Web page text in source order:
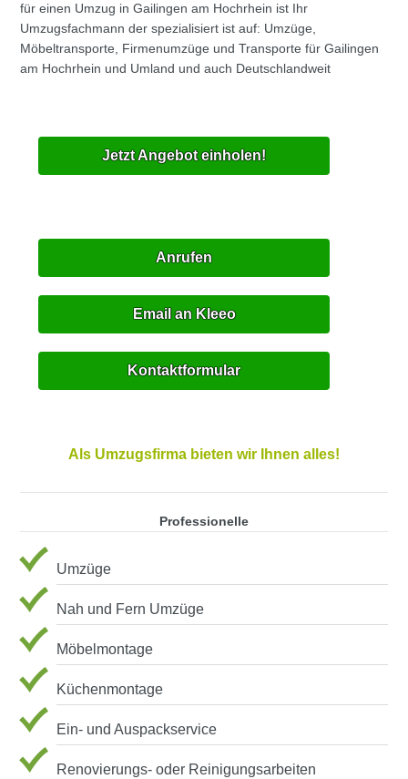
für einen Umzug in Gailingen am Hochrhein ist Ihr
Umzugsfachmann der spezialisiert ist auf: Umzüge,
Möbeltransporte, Firmenumzüge und Transporte für Gailingen
am Hochrhein und Umland und auch Deutschlandweit
Jetzt Angebot einholen!
Anrufen
Email an Kleeo
Kontaktformular
Als Umzugsfirma bieten wir Ihnen alles!
Professionelle
Umzüge
Nah und Fern Umzüge
Möbelmontage
Küchenmontage
Ein- und Auspackservice
Renovierungs- oder Reinigungsarbeiten